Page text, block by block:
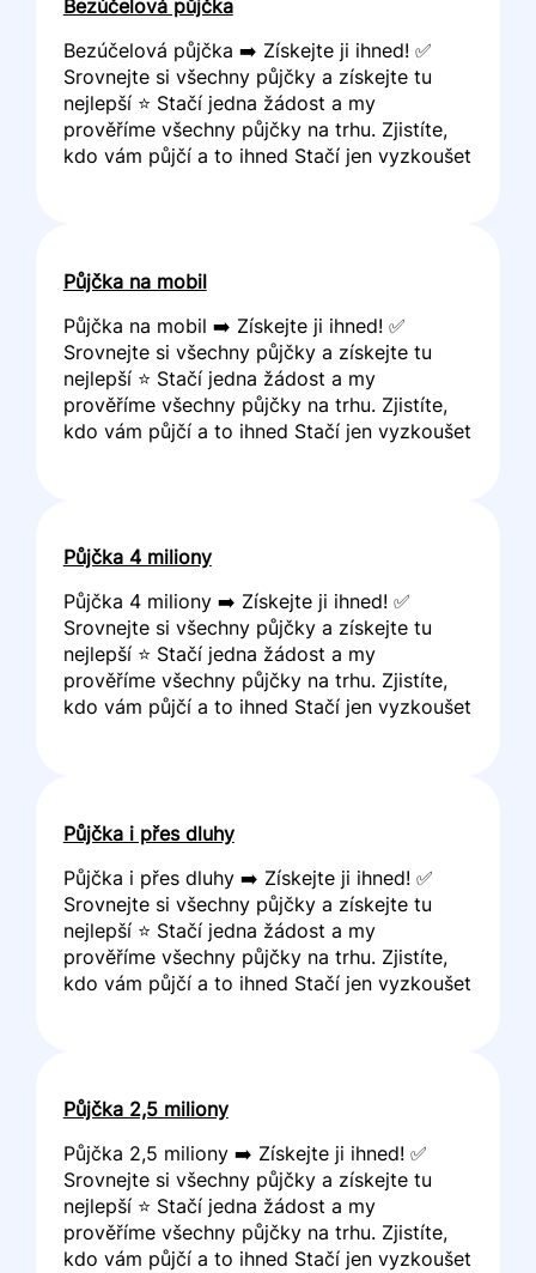
Bezúčelová půjčka
Bezúčelová půjčka ➡️ Získejte ji ihned! ✅
Srovnejte si všechny půjčky a získejte tu
nejlepší ⭐ Stačí jedna žádost a my
prověříme všechny půjčky na trhu. Zjistíte,
kdo vám půjčí a to ihned Stačí jen vyzkoušet
Půjčka na mobil
Půjčka na mobil ➡️ Získejte ji ihned! ✅
Srovnejte si všechny půjčky a získejte tu
nejlepší ⭐ Stačí jedna žádost a my
prověříme všechny půjčky na trhu. Zjistíte,
kdo vám půjčí a to ihned Stačí jen vyzkoušet
Půjčka 4 miliony
Půjčka 4 miliony ➡️ Získejte ji ihned! ✅
Srovnejte si všechny půjčky a získejte tu
nejlepší ⭐ Stačí jedna žádost a my
prověříme všechny půjčky na trhu. Zjistíte,
kdo vám půjčí a to ihned Stačí jen vyzkoušet
Půjčka i přes dluhy
Půjčka i přes dluhy ➡️ Získejte ji ihned! ✅
Srovnejte si všechny půjčky a získejte tu
nejlepší ⭐ Stačí jedna žádost a my
prověříme všechny půjčky na trhu. Zjistíte,
kdo vám půjčí a to ihned Stačí jen vyzkoušet
Půjčka 2,5 miliony
Půjčka 2,5 miliony ➡️ Získejte ji ihned! ✅
Srovnejte si všechny půjčky a získejte tu
nejlepší ⭐ Stačí jedna žádost a my
prověříme všechny půjčky na trhu. Zjistíte,
kdo vám půjčí a to ihned Stačí jen vyzkoušet